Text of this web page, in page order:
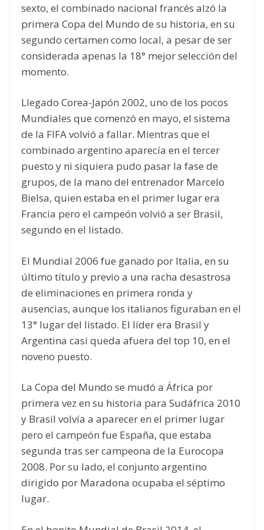
sexto, el combinado nacional francés alzó la
primera Copa del Mundo de su historia, en su
segundo certamen como local, a pesar de ser
considerada apenas la 18° mejor selección del
momento.
Llegado Corea-Japón 2002, uno de los pocos
Mundiales que comenzó en mayo, el sistema
de la FIFA volvió a fallar. Mientras que el
combinado argentino aparecía en el tercer
puesto y ni siquiera pudo pasar la fase de
grupos, de la mano del entrenador Marcelo
Bielsa, quien estaba en el primer lugar era
Francia pero el campeón volvió a ser Brasil,
segundo en el listado.
El Mundial 2006 fue ganado por Italia, en su
último título y previo a una racha desastrosa
de eliminaciones en primera ronda y
ausencias, aunque los italianos figuraban en el
13° lugar del listado. El líder era Brasil y
Argentina casi queda afuera del top 10, en el
noveno puesto.
La Copa del Mundo se mudó a África por
primera vez en su historia para Sudáfrica 2010
y Brasil volvía a aparecer en el primer lugar
pero el campeón fue España, que estaba
segunda tras ser campeona de la Eurocopa
2008. Por su lado, el conjunto argentino
dirigido por Maradona ocupaba el séptimo
lugar.